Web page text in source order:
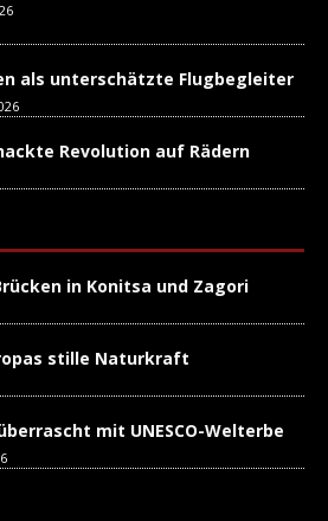
als unterschätzte Flugbegleiter
Revolution auf Rädern
in Konitsa und Zagori
stille Naturkraft
mit UNESCO-Welterbe